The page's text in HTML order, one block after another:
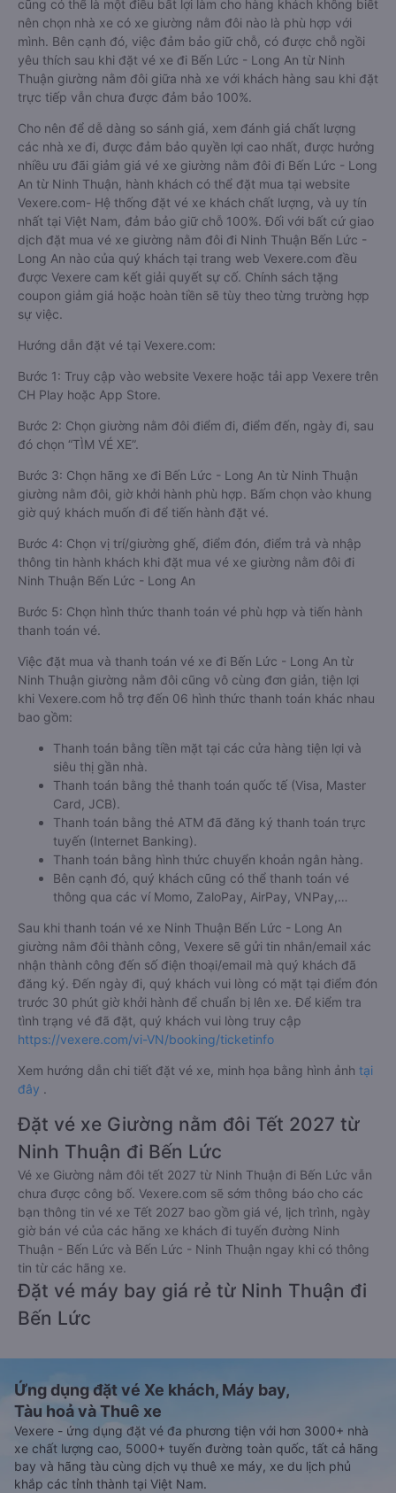
cũng có thể là một điều bất lợi làm cho hàng khách không biết
nên chọn nhà xe có xe giường nằm đôi nào là phù hợp với
mình. Bên cạnh đó, việc đảm bảo giữ chỗ, có được chỗ ngồi
yêu thích sau khi đặt vé xe đi Bến Lức - Long An từ Ninh
Thuận giường nằm đôi giữa nhà xe với khách hàng sau khi đặt
trực tiếp vẫn chưa được đảm bảo 100%.
Cho nên để dễ dàng so sánh giá, xem đánh giá chất lượng
các nhà xe đi, được đảm bảo quyền lợi cao nhất, được hưởng
nhiều ưu đãi giảm giá vé xe giường nằm đôi đi Bến Lức - Long
An từ Ninh Thuận, hành khách có thể đặt mua tại website
Vexere.com- Hệ thống đặt vé xe khách chất lượng, và uy tín
nhất tại Việt Nam, đảm bảo giữ chỗ 100%. Đối với bất cứ giao
dịch đặt mua vé xe giường nằm đôi đi Ninh Thuận Bến Lức -
Long An nào của quý khách tại trang web Vexere.com đều
được Vexere cam kết giải quyết sự cố. Chính sách tặng
coupon giảm giá hoặc hoàn tiền sẽ tùy theo từng trường hợp
sự việc.
Hướng dẫn đặt vé tại Vexere.com:
Bước 1: Truy cập vào website Vexere hoặc tải app Vexere trên
CH Play hoặc App Store.
Bước 2: Chọn giường nằm đôi điểm đi, điểm đến, ngày đi, sau
đó chọn “TÌM VÉ XE”.
Bước 3: Chọn hãng xe đi Bến Lức - Long An từ Ninh Thuận
giường nằm đôi, giờ khởi hành phù hợp. Bấm chọn vào khung
giờ quý khách muốn đi để tiến hành đặt vé.
Bước 4: Chọn vị trí/giường ghế, điểm đón, điểm trả và nhập
thông tin hành khách khi đặt mua vé xe giường nằm đôi đi
Ninh Thuận Bến Lức - Long An
Bước 5: Chọn hình thức thanh toán vé phù hợp và tiến hành
thanh toán vé.
Việc đặt mua và thanh toán vé xe đi Bến Lức - Long An từ
Ninh Thuận giường nằm đôi cũng vô cùng đơn giản, tiện lợi
khi Vexere.com hỗ trợ đến 06 hình thức thanh toán khác nhau
bao gồm:
Thanh toán bằng tiền mặt tại các cửa hàng tiện lợi và
siêu thị gần nhà.
Thanh toán bằng thẻ thanh toán quốc tế (Visa, Master
Card, JCB).
Thanh toán bằng thẻ ATM đã đăng ký thanh toán trực
tuyến (Internet Banking).
Thanh toán bằng hình thức chuyển khoản ngân hàng.
Bên cạnh đó, quý khách cũng có thể thanh toán vé
thông qua các ví Momo, ZaloPay, AirPay, VNPay,…
Sau khi thanh toán vé xe Ninh Thuận Bến Lức - Long An
giường nằm đôi thành công, Vexere sẽ gửi tin nhắn/email xác
nhận thành công đến số điện thoại/email mà quý khách đã
đăng ký. Đến ngày đi, quý khách vui lòng có mặt tại điểm đón
trước 30 phút giờ khởi hành để chuẩn bị lên xe. Để kiểm tra
tình trạng vé đã đặt, quý khách vui lòng truy cập
https://vexere.com/vi-VN/booking/ticketinfo
Xem hướng dẫn chi tiết đặt vé xe, minh họa bằng hình ảnh tại
đây .
Đặt vé xe Giường nằm đôi Tết 2027 từ
Ninh Thuận đi Bến Lức
Vé xe Giường nằm đôi tết 2027 từ Ninh Thuận đi Bến Lức vẫn
chưa được công bố. Vexere.com sẽ sớm thông báo cho các
bạn thông tin vé xe Tết 2027 bao gồm giá vé, lịch trình, ngày
giờ bán vé của các hãng xe khách đi tuyến đường Ninh
Thuận - Bến Lức và Bến Lức - Ninh Thuận ngay khi có thông
tin từ các hãng xe.
Đặt vé máy bay giá rẻ từ Ninh Thuận đi
Bến Lức
Ứng dụng đặt vé Xe khách, Máy bay,
Tàu hoả và Thuê xe
Vexere - ứng dụng đặt vé đa phương tiện với hơn 3000+ nhà
xe chất lượng cao, 5000+ tuyến đường toàn quốc, tất cả hãng
bay và hãng tàu cùng dịch vụ thuê xe máy, xe du lịch phủ
khắp các tỉnh thành tại Việt Nam.